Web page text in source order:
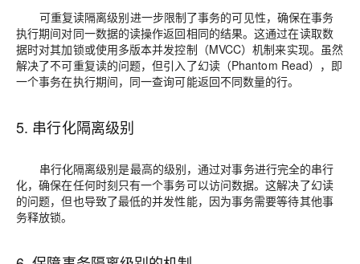
可重复读隔离级别进一步限制了事务的可见性，确保在事务
执行期间对同一数据的读操作返回相同的结果。这通过在读取数
据时对其加锁或使用多版本并发控制（MVCC）机制来实现。虽然
解决了不可重复读的问题，但引入了幻读（Phantom Read），即
一个事务在执行期间，同一查询可能返回不同数量的行。
5. 串行化隔离级别
串行化隔离级别是最高的级别，通过对事务进行完全的串行
化，确保在任何时刻只有一个事务可以访问数据。这解决了幻读
的问题，但也导致了最低的并发性能，因为事务需要等待其他事
务释放锁。